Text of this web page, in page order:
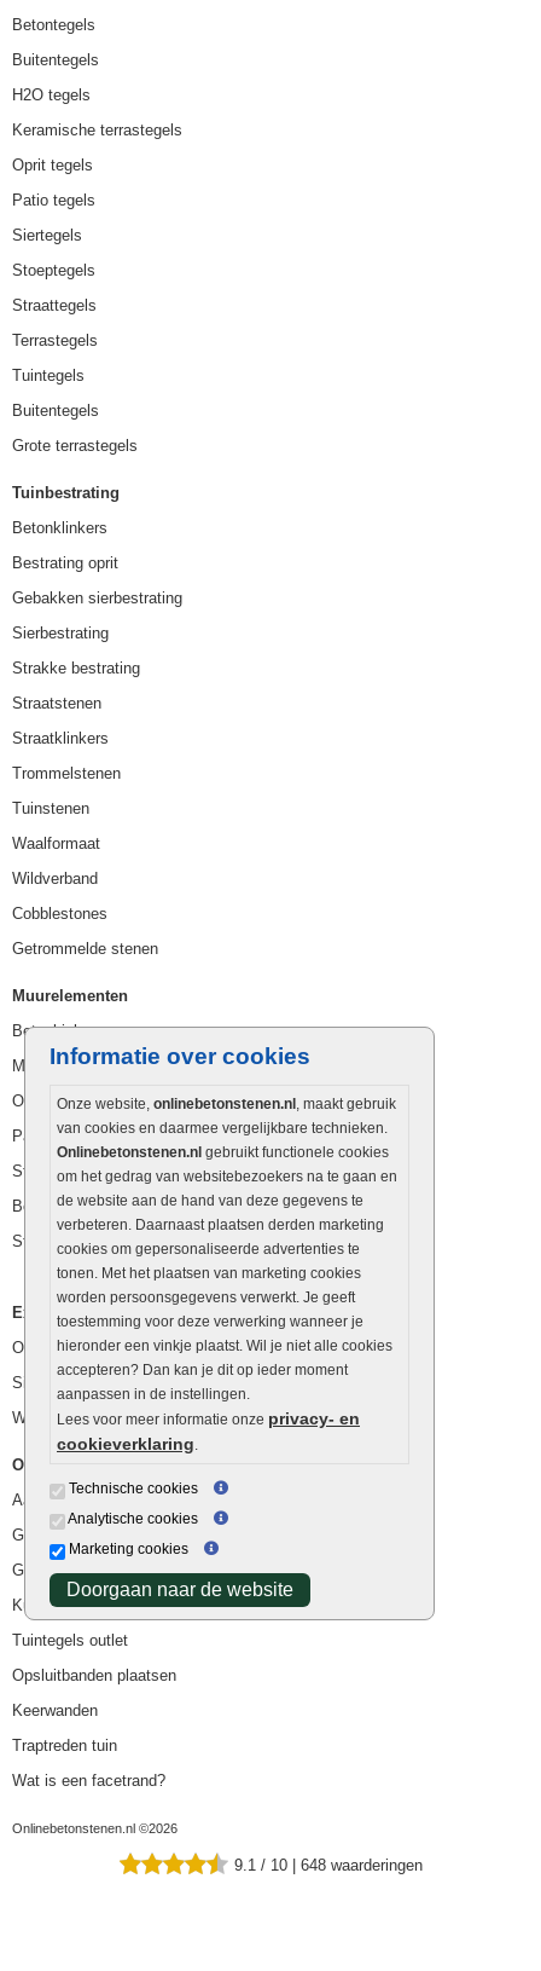
Informatie over cookies
Onze website, onlinebetonstenen.nl , maakt gebruik
van cookies en daarmee vergelijkbare technieken.
Onlinebetonstenen.nl gebruikt functionele cookies
om het gedrag van websitebezoekers na te gaan en
de website aan de hand van deze gegevens te
verbeteren. Daarnaast plaatsen derden marketing
cookies om gepersonaliseerde advertenties te
tonen. Met het plaatsen van marketing cookies
worden persoonsgegevens verwerkt. Je geeft
toestemming voor deze verwerking wanneer je
hieronder een vinkje plaatst. Wil je niet alle cookies
accepteren? Dan kan je dit op ieder moment
aanpassen in de instellingen.
Lees voor meer informatie onze privacy- en
cookieverklaring.
Technische cookies
Analytische cookies
Marketing cookies
Doorgaan naar de website
Betontegels
Buitentegels
H2O tegels
Keramische terrastegels
Oprit tegels
Patio tegels
Siertegels
Stoeptegels
Straattegels
Terrastegels
Tuintegels
Buitentegels
Grote terrastegels
Tuinbestrating
Betonklinkers
Bestrating oprit
Gebakken sierbestrating
Sierbestrating
Strakke bestrating
Straatstenen
Straatklinkers
Trommelstenen
Tuinstenen
Waalformaat
Wildverband
Cobblestones
Getrommelde stenen
Muurelementen
Betonbielzen
Muurstenen
Opsluitbanden
Palissaden
Stapelblokken
Betonblokken
Stapelstenen
Extra benodigdheden
Ophoogzand
Siergrind en siersplit
Waterafvoer
Overig
Aanbiedingen
Goedkope bestrating
Goedkope tuintegels
Kunstgras
Tuintegels outlet
Opsluitbanden plaatsen
Keerwanden
Traptreden tuin
Wat is een facetrand?
Onlinebetonstenen.nl ©2026
9.1 / 10 | 648 waarderingen